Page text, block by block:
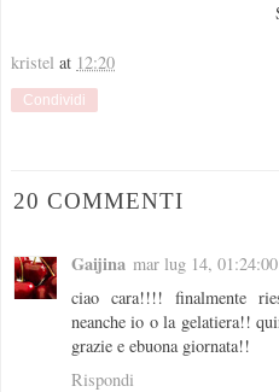
kristel at 12:20
Condividi
20 COMMENTI
Gaijina mar lug 14,
ciao cara!!!! finalmente
neanche io o la gelatiera!!
grazie e ebuona giornata!!
Rispondi